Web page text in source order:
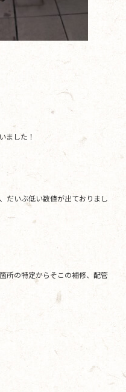
ました！
だいぶ低い数値が出ておりまし
所の特定からそこの補修、配管